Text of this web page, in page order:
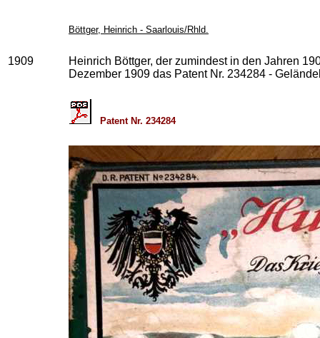
Böttger, Heinrich - Saarlouis/Rhld.
1909
Heinrich Böttger, der zumindest in den Jahren
Dezember 1909 das Patent Nr. 234284 -
Patent Nr. 234284